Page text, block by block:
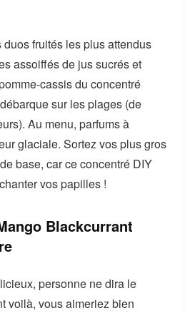
duos fruités les plus attendus
assoiffés de jus sucrés et
cassis du concentré
sur les plages (de
Au menu, parfums à
glaciale. Sortez vos plus gros
base, car ce concentré DIY
vos papilles !
Blackcurrant
personne ne dira le
voilà, vous aimeriez bien